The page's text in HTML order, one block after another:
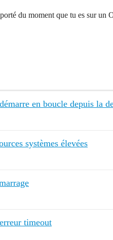
du moment que tu es sur un
en boucle depuis la
systèmes élevées
timeout